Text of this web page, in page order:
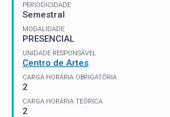
PERIODICIDADE
Semestral
MODALIDADE
PRESENCIAL
UNIDADE RESPONSÁVEL
Centro de Artes
CARGA HORÁRIA OBRIGATÓRIA
2
CARGA HORÁRIA TEÓRICA
2